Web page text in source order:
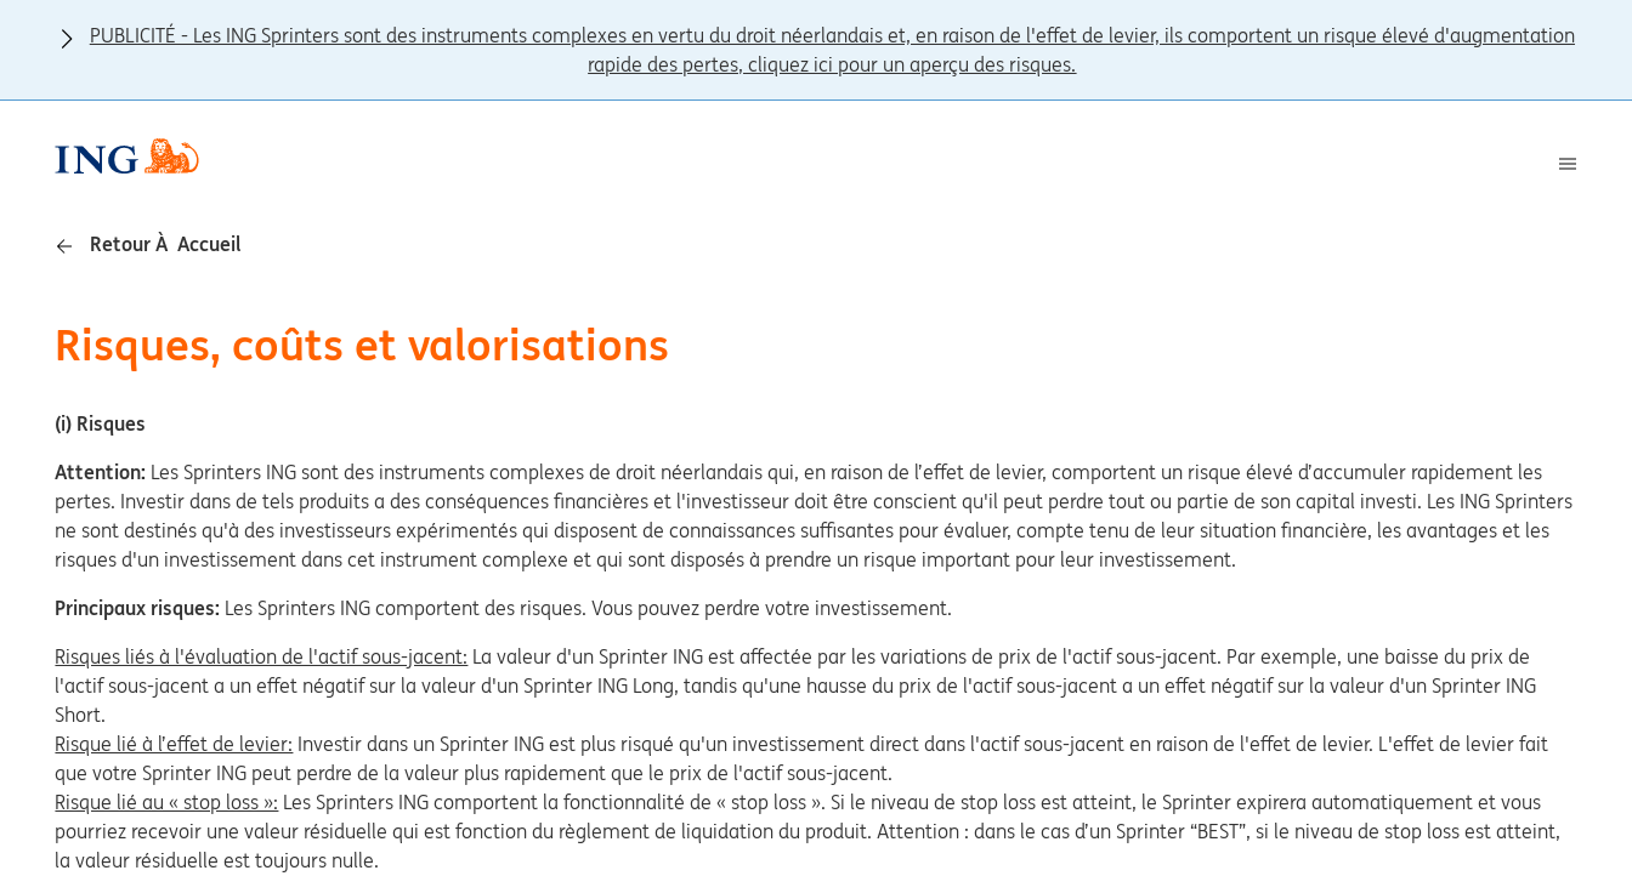
PUBLICITÉ - Les ING Sprinters sont des instruments complexes en vertu du droit néerlandais et, en raison de l'effet de levier, ils comportent un risque élevé d'augmentation
rapide des pertes, cliquez ici pour un aperçu des risques.
Retour À Accueil
Risques, coûts et valorisations
(i) Risques
Attention: Les Sprinters ING sont des instruments complexes de droit néerlandais qui, en raison de l’effet de levier, comportent un risque élevé d’accumuler rapidement les
pertes. Investir dans de tels produits a des conséquences financières et l'investisseur doit être conscient qu'il peut perdre tout ou partie de son capital investi. Les ING Sprinters
ne sont destinés qu'à des investisseurs expérimentés qui disposent de connaissances suffisantes pour évaluer, compte tenu de leur situation financière, les avantages et les
risques d'un investissement dans cet instrument complexe et qui sont disposés à prendre un risque important pour leur investissement.
Principaux risques: Les Sprinters ING comportent des risques. Vous pouvez perdre votre investissement.
Risques liés à l'évaluation de l'actif sous-jacent: La valeur d'un Sprinter ING est affectée par les variations de prix de l'actif sous-jacent. Par exemple, une baisse du prix de
l'actif sous-jacent a un effet négatif sur la valeur d'un Sprinter ING Long, tandis qu'une hausse du prix de l'actif sous-jacent a un effet négatif sur la valeur d'un Sprinter ING
Short.
Risque lié à l’effet de levier: Investir dans un Sprinter ING est plus risqué qu'un investissement direct dans l'actif sous-jacent en raison de l'effet de levier. L'effet de levier fait
que votre Sprinter ING peut perdre de la valeur plus rapidement que le prix de l'actif sous-jacent.
Risque lié au « stop loss »: Les Sprinters ING comportent la fonctionnalité de « stop loss ». Si le niveau de stop loss est atteint, le Sprinter expirera automatiquement et vous
pourriez recevoir une valeur résiduelle qui est fonction du règlement de liquidation du produit. Attention : dans le cas d’un Sprinter “BEST”, si le niveau de stop loss est atteint,
la valeur résiduelle est toujours nulle.